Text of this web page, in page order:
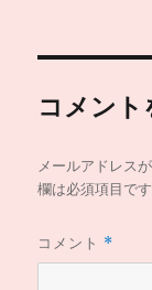
コメント
メールアドレス
欄は必須項目です
コメント *